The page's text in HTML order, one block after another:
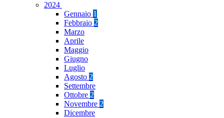
2024
Gennaio 1
Febbraio 2
Marzo
Aprile
Maggio
Giugno
Luglio
Agosto 2
Settembre
Ottobre 2
Novembre 2
Dicembre